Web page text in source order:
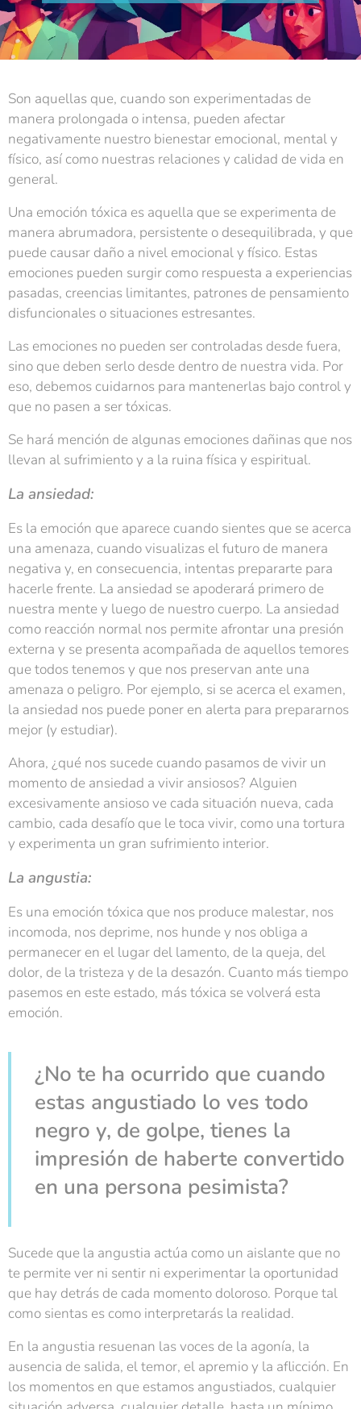
Son aquellas que, cuando son experimentadas de
manera prolongada o intensa, pueden afectar
negativamente nuestro bienestar emocional, mental y
físico, así como nuestras relaciones y calidad de vida en
general.
Una emoción tóxica es aquella que se experimenta de
manera abrumadora, persistente o desequilibrada, y que
puede causar daño a nivel emocional y físico. Estas
emociones pueden surgir como respuesta a experiencias
pasadas, creencias limitantes, patrones de pensamiento
disfuncionales o situaciones estresantes.
Las emociones no pueden ser controladas desde fuera,
sino que deben serlo desde dentro de nuestra vida. Por
eso, debemos cuidarnos para mantenerlas bajo control y
que no pasen a ser tóxicas.
Se hará mención de algunas emociones dañinas que nos
llevan al sufrimiento y a la ruina física y espiritual.
La ansiedad:
Es la emoción que aparece cuando sientes que se acerca
una amenaza, cuando visualizas el futuro de manera
negativa y, en consecuencia, intentas prepararte para
hacerle frente. La ansiedad se apoderará primero de
nuestra mente y luego de nuestro cuerpo. La ansiedad
como reacción normal nos permite afrontar una presión
externa y se presenta acompañada de aquellos temores
que todos tenemos y que nos preservan ante una
amenaza o peligro. Por ejemplo, si se acerca el examen,
la ansiedad nos puede poner en alerta para prepararnos
mejor (y estudiar).
Ahora, ¿qué nos sucede cuando pasamos de vivir un
momento de ansiedad a vivir ansiosos? Alguien
excesivamente ansioso ve cada situación nueva, cada
cambio, cada desafío que le toca vivir, como una tortura
y experimenta un gran sufrimiento interior.
La angustia:
Es una emoción tóxica que nos produce malestar, nos
incomoda, nos deprime, nos hunde y nos obliga a
permanecer en el lugar del lamento, de la queja, del
dolor, de la tristeza y de la desazón. Cuanto más tiempo
pasemos en este estado, más tóxica se volverá esta
emoción.
¿No te ha ocurrido que cuando
estas angustiado lo ves todo
negro y, de golpe, tienes la
impresión de haberte convertido
en una persona pesimista?
Sucede que la angustia actúa como un aislante que no
te permite ver ni sentir ni experimentar la oportunidad
que hay detrás de cada momento doloroso. Porque tal
como sientas es como interpretarás la realidad.
En la angustia resuenan las voces de la agonía, la
ausencia de salida, el temor, el apremio y la aflicción. En
los momentos en que estamos angustiados, cualquier